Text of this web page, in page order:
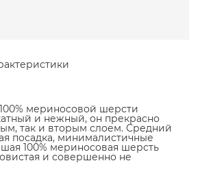
мериносовой шерсти
и нежный, он прекрасно
так и вторым слоем. Средний
посадка, минималистичные
100% мериносовая шерсть
и совершенно не